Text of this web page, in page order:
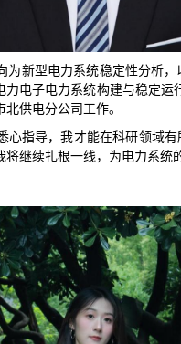
为新型电力系统稳定性分析，
电子电力系统构建与稳定
北供电分公司 工作。
心指导，我才能在科研领域
继续扎根一线，为电力系统